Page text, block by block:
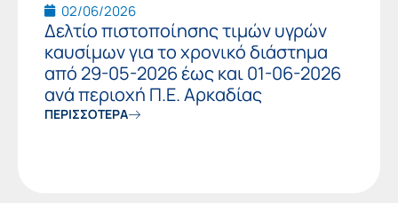
02/06/2026
Δελτίο πιστοποίησης τιμών υγρών
καυσίμων για το χρονικό διάστημα
από 29-05-2026 έως και 01-06-2026
ανά περιοχή Π.Ε. Αρκαδίας
ΠΕΡΙΣΣΟΤΕΡΑ